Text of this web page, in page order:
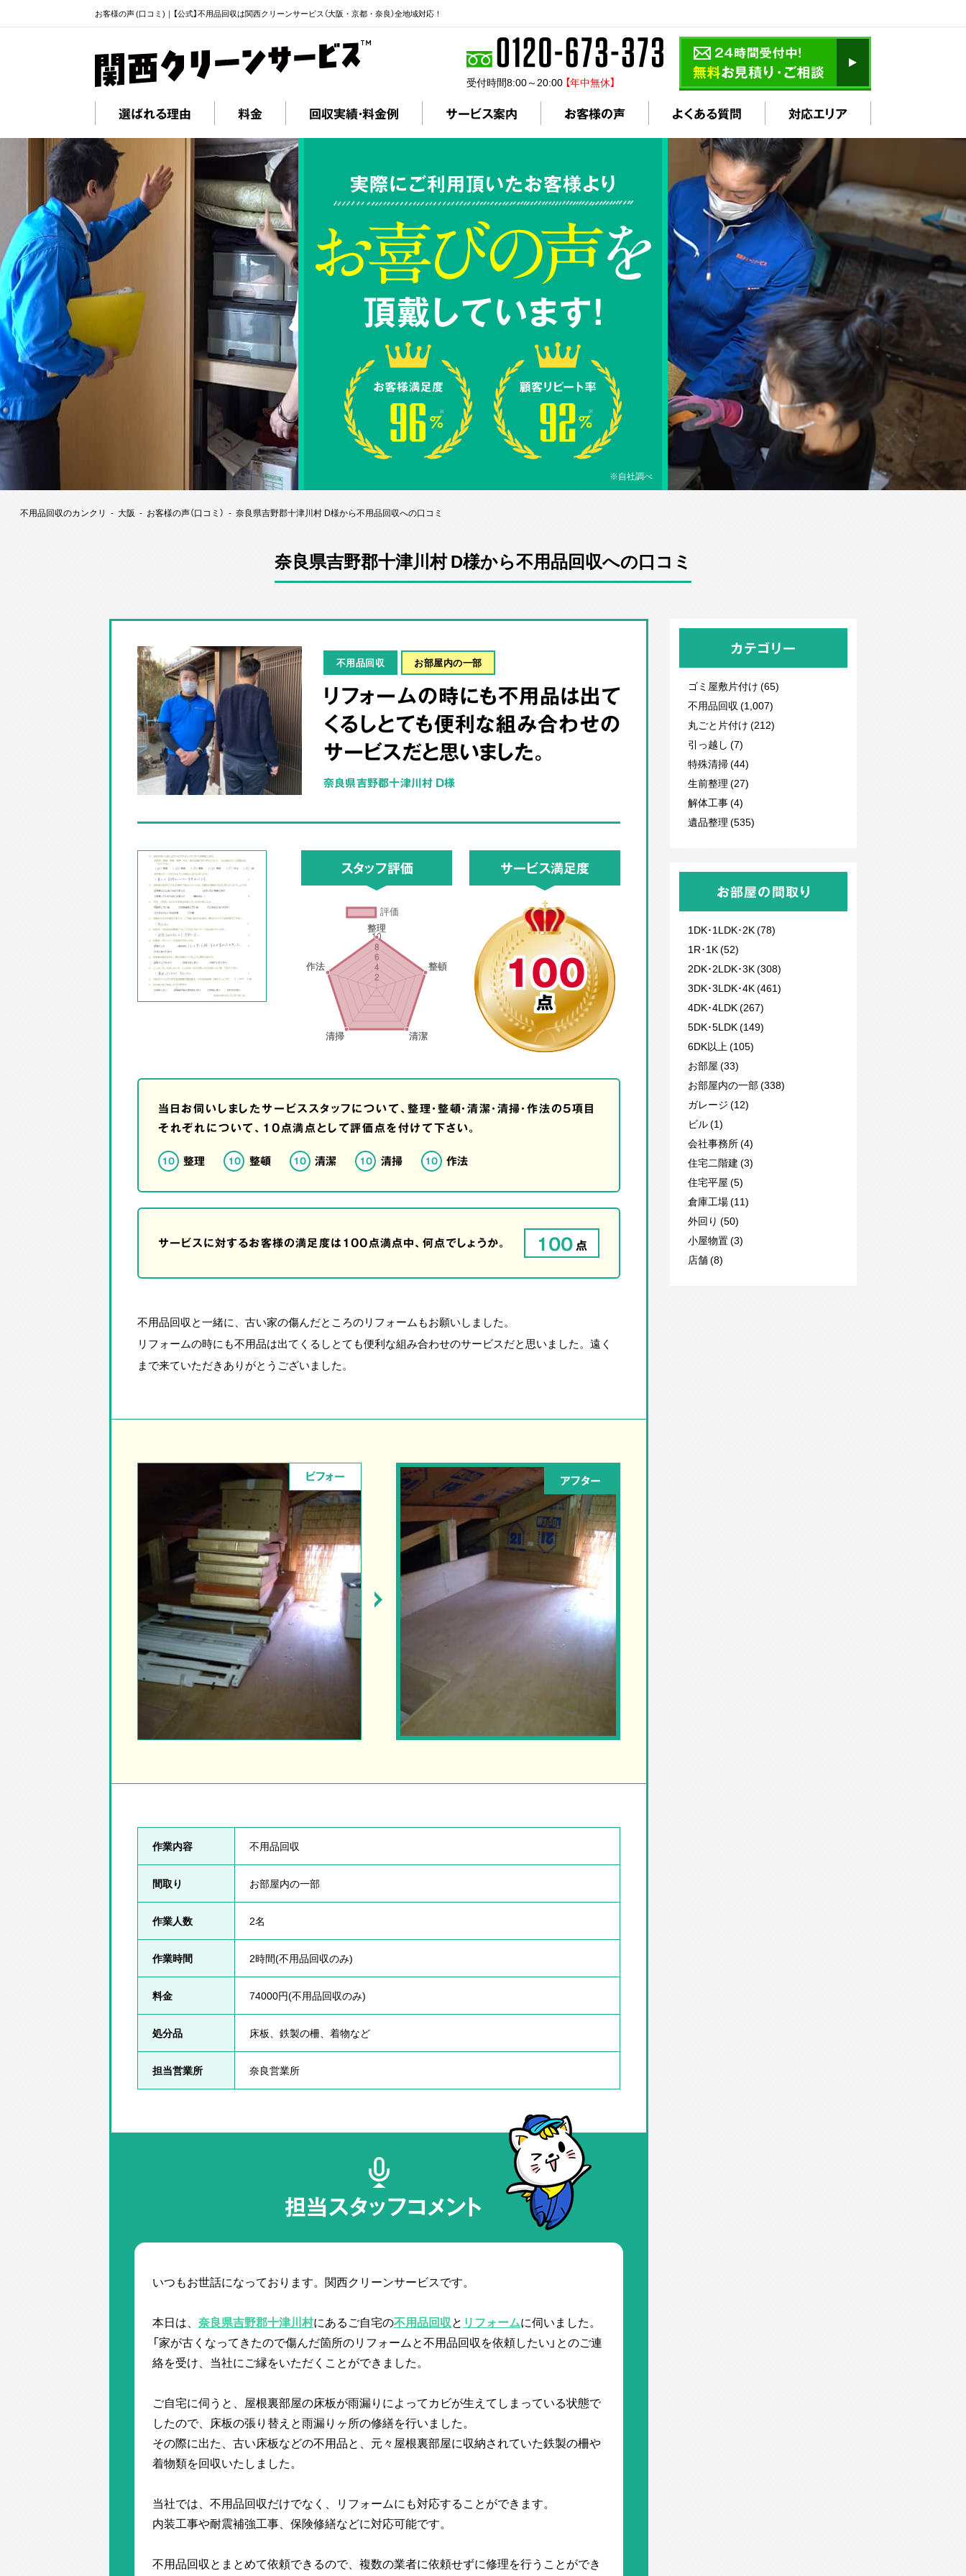
お客様の声 (口コミ)｜【公式】不用品回収は関西クリーンサービス（大阪・京都・奈良）全地域対応！
受付時間8:00～20:00 【年中無休】
選ばれる理由 料金 回収実績・料金例 サービス案内 お客様の声 よくある質問 対応エリア
実際にご利用頂いたお客様より
頂戴しています!
※自社調べ
不用品回収のカンクリ 大阪 お客様の声（口コミ） 奈良県吉野郡十津川村 D様から不用品回収への口コミ
奈良県吉野郡十津川村 D様から不用品回収への口コミ
不用品回収 お部屋内の一部
リフォームの時にも不用品は出て
くるしとても便利な組み合わせの
サービスだと思いました。
奈良県吉野郡十津川村 D様
スタッフ評価 サービス満足度
100
点
当日お伺いしましたサービススタッフについて、整理・整頓・清潔・清掃・作法の5項目
それぞれについて、10点満点として評価点を付けて下さい。
10 整理 10 整頓 10 清潔 10 清掃 10 作法
サービスに対するお客様の満足度は100点満点中、何点でしょうか。 100 点
不用品回収と一緒に、古い家の傷んだところのリフォームもお願いしました。
リフォームの時にも不用品は出てくるしとても便利な組み合わせのサービスだと思いました。遠く
まで来ていただきありがとうございました。
ビフォー アフター
作業内容 不用品回収
間取り お部屋内の一部
作業人数 2名
作業時間 2時間(不用品回収のみ)
料金 74000円(不用品回収のみ)
処分品 床板、鉄製の柵、着物など
担当営業所 奈良営業所
担当スタッフコメント
いつもお世話になっております。関西クリーンサービスです。
本日は、 奈良県吉野郡十津川村にあるご自宅の不用品回収と リフォームに伺いました。
「家が古くなってきたので傷んだ箇所のリフォームと不用品回収を依頼したい」とのご連
絡を受け、当社にご縁をいただくことができました。
ご自宅に伺うと、屋根裏部屋の床板が雨漏りによってカビが生えてしまっている状態で
したので、床板の張り替えと雨漏りヶ所の修繕を行いました。
その際に出た、古い床板などの不用品と、元々屋根裏部屋に収納されていた鉄製の柵や
着物類を回収いたしました。
当社では、不用品回収だけでなく、リフォームにも対応することができます。
内装工事や耐震補強工事、保険修繕などに対応可能です。
不用品回収とまとめて依頼できるので、複数の業者に依頼せずに修理を行うことができ
カテゴリー
ゴミ屋敷片付け (65)
不用品回収 (1,007)
丸ごと片付け (212)
引っ越し (7)
特殊清掃 (44)
生前整理 (27)
解体工事 (4)
遺品整理 (535)
お部屋の間取り
1DK･1LDK･2K (78)
1R･1K (52)
2DK･2LDK･3K (308)
3DK･3LDK･4K (461)
4DK･4LDK (267)
5DK･5LDK (149)
6DK以上 (105)
お部屋 (33)
お部屋内の一部 (338)
ガレージ (12)
ビル (1)
会社事務所 (4)
住宅二階建 (3)
住宅平屋 (5)
倉庫工場 (11)
外回り (50)
小屋物置 (3)
店舗 (8)